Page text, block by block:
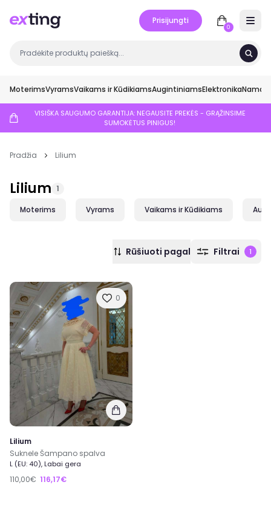
Prisijungti
0
MoterimsVyramsVaikams ir KūdikiamsAugintiniamsElektronikaNamai
VISIŠKA SAUGUMO GARANTIJA: NEGAUSITE PREKĖS - GRĄŽINSIME
SUMOKĖTUS PINIGUS!
Pradžia Lilium
Lilium 1
Moterims Vyrams Vaikams ir Kūdikiams
Rūšiuoti pagal Filtrai 1
0
Lilium
Suknele Šampano spalva
L (EU: 40), Labai gera
110,00€ 116,17€